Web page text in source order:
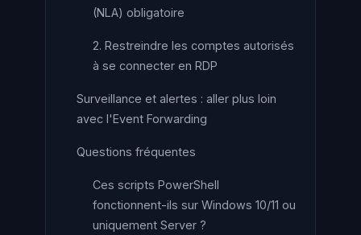
(NLA) obligatoire
2. Restreindre les comptes autorisés
à se connecter en RDP
Surveillance et alertes : aller plus loin
avec l'Event Forwarding
Questions fréquentes
Ces scripts PowerShell
fonctionnent-ils sur Windows 10/11 ou
uniquement Server ?